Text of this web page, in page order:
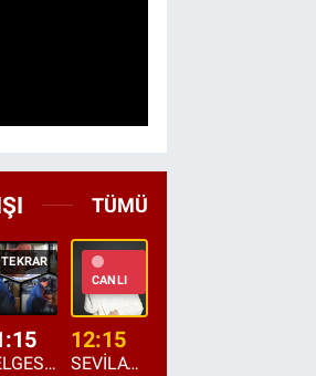
TÜMÜ
TEKRAR
BELGESEL: "ÜLKE'NİN ALIN TERİ"
CANLI
12:15
SEVİLAY SUNGUR İLE ELİMİN BEREKETİ